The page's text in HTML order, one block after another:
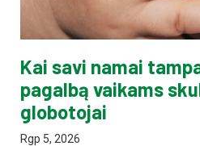
Kai savi namai
pagalbą vaikams
globotojai
Rgp 5, 2026